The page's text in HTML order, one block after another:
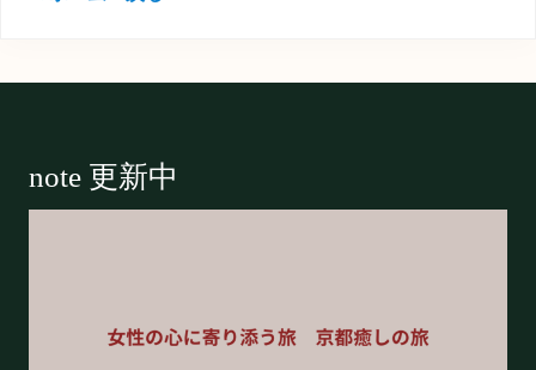
note 更新中